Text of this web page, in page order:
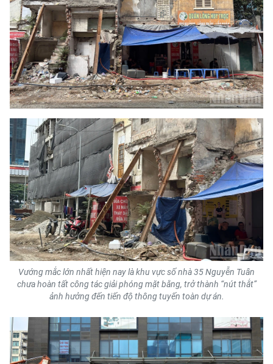
Vướng mắc lớn nhất hiện nay là khu vực số nhà 35 Nguyễn Tuân
chưa hoàn tất công tác giải phóng mặt bằng, trở thành “nút thắt”
ảnh hưởng đến tiến độ thông tuyến toàn dự án.